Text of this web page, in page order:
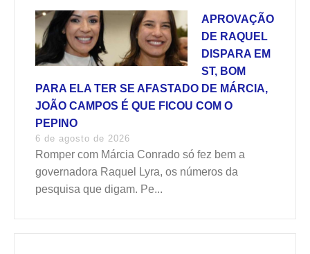
APROVAÇÃO
DE RAQUEL
DISPARA EM
ST, BOM
PARA ELA TER SE AFASTADO DE MÁRCIA,
JOÃO CAMPOS É QUE FICOU COM O
PEPINO
6 de agosto de 2026
Romper com Márcia Conrado só fez bem a
governadora Raquel Lyra, os números da
pesquisa que digam. Pe...